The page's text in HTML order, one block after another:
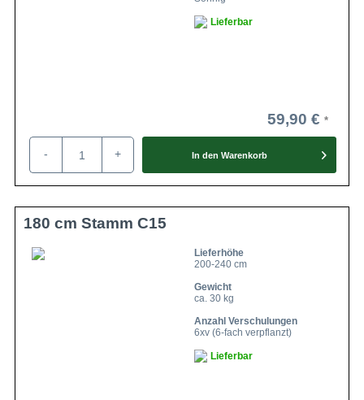
Lieferbar
59,90 €
- + In den Warenkorb
180 cm Stamm C15
Lieferhöhe
200-240 cm
Gewicht
ca. 30 kg
Anzahl Verschulungen
6xv (6-fach verpflanzt)
Lieferbar